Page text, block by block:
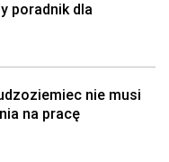
poradnik dla
nie musi
na pracę